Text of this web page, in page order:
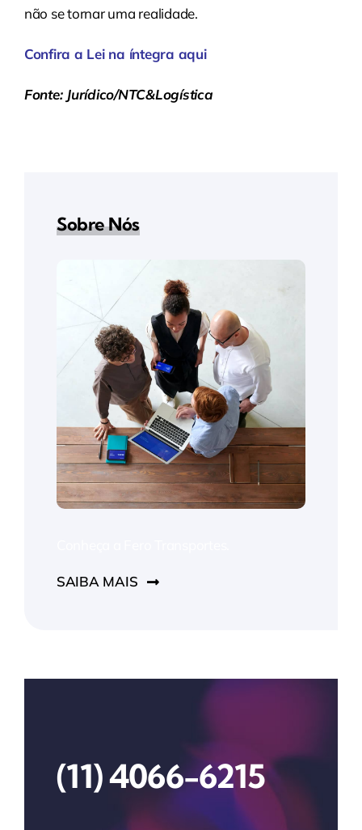
não se tornar uma realidade.
Confira a Lei na íntegra aqui
Fonte: Jurídico/NTC&Logística
Sobre Nós
SAIBA MAIS
(11) 4066-6215